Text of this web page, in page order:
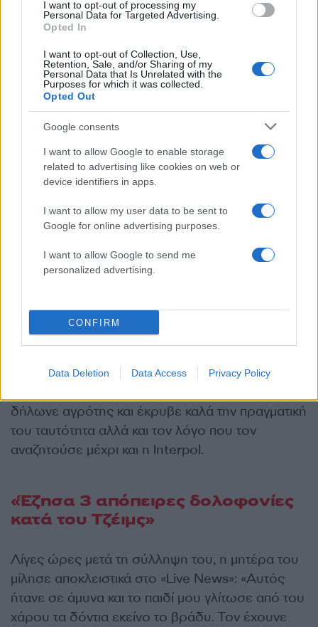
I want to opt-out of processing my
Personal Data for Targeted Advertising.
Opted In
I want to opt-out of Collection, Use,
Retention, Sale, and/or Sharing of my
Personal Data that Is Unrelated with the
Purposes for which it was collected.
Opted Out
Google consents
I want to allow Google to enable storage
related to advertising like cookies on web or
device identifiers in apps.
I want to allow my user data to be sent to
Google for online advertising purposes.
I want to allow Google to send me
personalized advertising.
CONFIRM
Data Deletion Data Access Privacy Policy
συνελήφθητελικά από την ΕΛ.ΑΣ. το πρωί της
Κυριακής, με τη σύλληψή του να γίνεται πρώτη
έξω από το Αίγιο φέρεται πως είχε
δημιουργήσει μία δεύτερη ζωή.
δήλωνε αγρότης και έκρυβε καλά την πραγματική
του ταυτότητα αλλά και τον λόγο που τον
αναζητούσε μέχρι και η Interpol.
«Έζησα 3 απόπειρες δολοφονίες
κατά του Τζέιμς»
Λίγες ώρες μετά τη σύλληψη του, η μητέρα του
μίλησε αποκλειστικά στο «Live News»: «Αυτός
ήτανε σε άμυνα και το παιδί μου γλίτωσε από του
χάρου τα δόντια εκείνο το βράδυ. Τον έχουνε